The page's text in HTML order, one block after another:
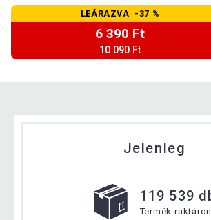
LEÁRAZVA -37 %
6 390 Ft
10 090 Ft
Jelenleg
119 539
Termék raktáron